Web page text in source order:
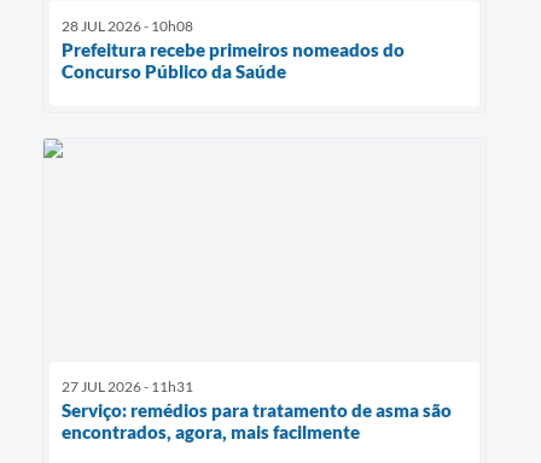
28 JUL 2026 - 10h08
Prefeitura recebe primeiros nomeados do
Concurso Público da Saúde
27 JUL 2026 - 11h31
Serviço: remédios para tratamento de asma são
encontrados, agora, mais facilmente